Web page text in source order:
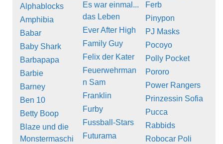
Alphablocks
Amphibia
Babar
Baby Shark
Barbapapa
Barbie
Barney
Ben 10
Betty Boop
Blaze und die
Monstermaschi
Es war einmal...
das Leben
Ever After High
Family Guy
Felix der Kater
Feuerwehrman
n Sam
Franklin
Furby
Fussball-Stars
Futurama
Ferb
Pinypon
PJ Masks
Pocoyo
Polly Pocket
Pororo
Power Rangers
Prinzessin Sofia
Pucca
Rabbids
Robocar Poli